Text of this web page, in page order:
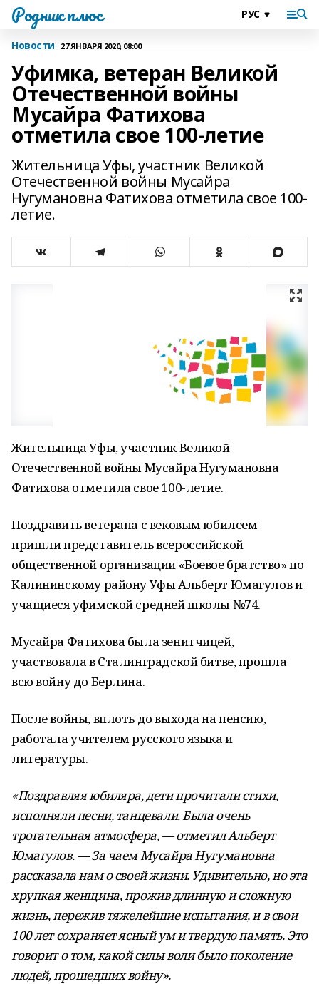
Родник плюс
Новости 27 ЯНВАРЯ 2020, 08:00
Уфимка, ветеран Великой
Отечественной войны
Мусайра Фатихова
отметила свое 100-летие
Жительница Уфы, участник Великой
Отечественной войны Мусайра
Нугумановна Фатихова отметила свое 100-
летие.
Жительница Уфы, участник Великой
Отечественной войны Мусайра Нугумановна
Фатихова отметила свое 100-летие.
Поздравить ветерана с вековым юбилеем
пришли представитель всероссийской
общественной организации «Боевое братство» по
Калининскому району Уфы Альберт Юмагулов и
учащиеся уфимской средней школы №74.
Мусайра Фатихова была зенитчицей,
участвовала в Сталинградской битве, прошла
всю войну до Берлина.
После войны, вплоть до выхода на пенсию,
работала учителем русского языка и
литературы.
«Поздравляя юбиляра, дети прочитали стихи,
исполняли песни, танцевали. Была очень
трогательная атмосфера, — отметил Альберт
Юмагулов. — За чаем Мусайра Нугумановна
рассказала нам о своей жизни. Удивительно, но эта
хрупкая женщина, прожив длинную и сложную
жизнь, пережив тяжелейшие испытания, и в свои
100 лет сохраняет ясный ум и твердую память. Это
говорит о том, какой силы воли было поколение
людей, прошедших войну».